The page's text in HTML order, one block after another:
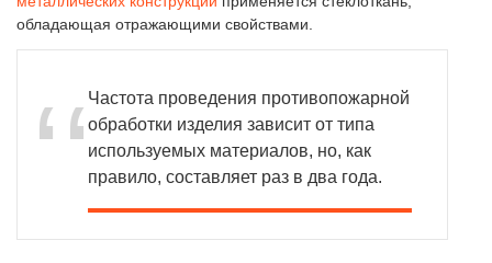
обладающая отражающими свойствами.
Частота проведения противопожарной
обработки изделия зависит от типа
используемых материалов, но, как
правило, составляет раз в два года.